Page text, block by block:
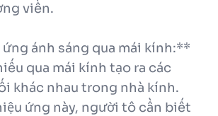
viền.
ứng ánh sáng qua mái kính:**
qua mái kính tạo ra các
khác nhau trong nhà kính.
ứng này, người tô cần biết